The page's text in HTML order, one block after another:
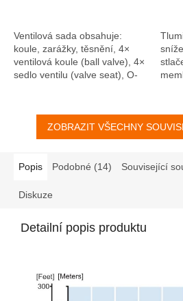
Ventilová sada obsahuje:
koule, zarážky, těsnění, 4×
ventilová koule (ball valve), 4×
sedlo ventilu (valve seat), O-
ZOBRAZIT VŠECHNY
Popis Podobné (14) Související
Diskuze
Detailní popis produktu